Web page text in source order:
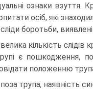
ознаки взуття.
осіб, які
боротьби,
кількість
є пошкодження,
положенню
трупа, наявність